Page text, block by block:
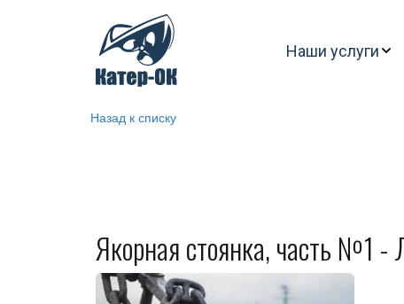
Наши услуги
Назад к списку
Якорная стоянка, часть №1 -